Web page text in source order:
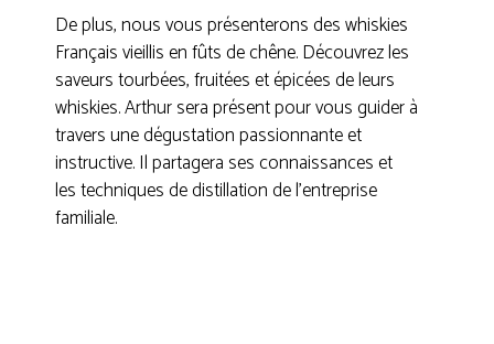
De plus, nous vous présenterons des whiskies
Français vieillis en fûts de chêne. Découvrez les
saveurs tourbées, fruitées et épicées de leurs
whiskies. Arthur sera présent pour vous guider à
travers une dégustation passionnante et
instructive. Il partagera ses connaissances et
les techniques de distillation de l’entreprise
familiale.